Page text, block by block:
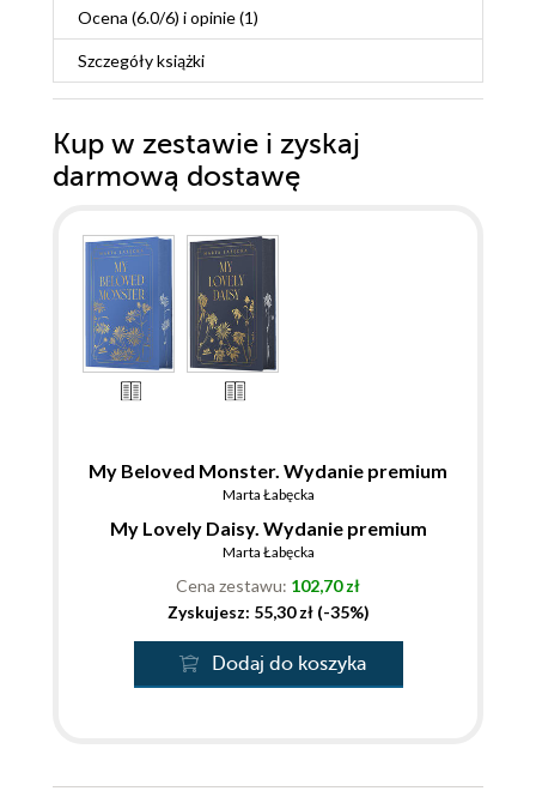
Ocena (6.0/6) i opinie (1)
Szczegółyksiążki
Kup w zestawie i zyskaj
darmową dostawę
My Beloved Monster. Wydanie premium
Marta Łabęcka
My Lovely Daisy. Wydanie premium
Marta Łabęcka
Cena zestawu: 102,70 zł
Zyskujesz: 55,30 zł (-35%)
Dodaj do koszyka